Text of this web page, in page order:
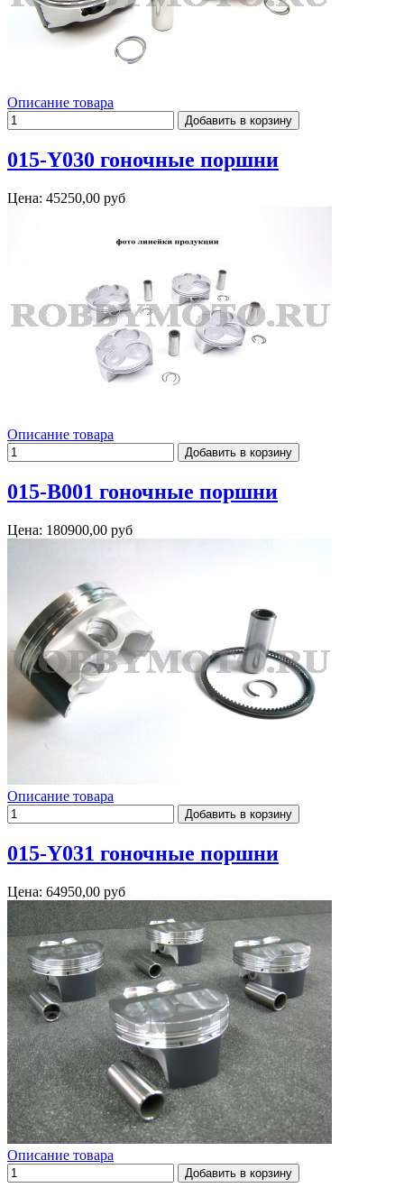
Описание товара
015-Y030 гоночные поршни
Цена: 45250,00 руб
Описание товара
015-B001 гоночные поршни
Цена: 180900,00 руб
Описание товара
015-Y031 гоночные поршни
Цена: 64950,00 руб
Описание товара